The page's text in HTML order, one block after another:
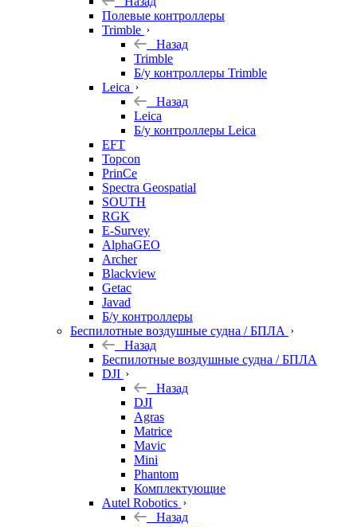
Полевые контроллеры
Trimble
Назад
Trimble
Б/у контроллеры Trimble
Leica
Назад
Leica
Б/у контроллеры Leica
EFT
Topcon
PrinCe
Spectra Geospatial
SOUTH
RGK
E-Survey
AlphaGEO
Archer
Blackview
Getac
Javad
Б/у контроллеры
Беспилотные воздушные судна / БПЛА
Назад
Беспилотные воздушные судна / БПЛА
DJI
Назад
DJI
Agras
Matrice
Mavic
Mini
Phantom
Комплектующие
Autel Robotics
Назад